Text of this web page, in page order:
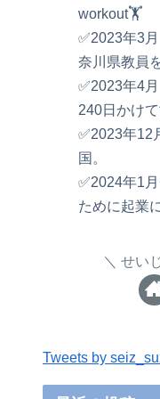
workout🏋️
✅2023年3
奈川県教員
✅2023年4
240日かけて
✅2023年12
国。
✅2024年1
ために起業
せい
Tweets by